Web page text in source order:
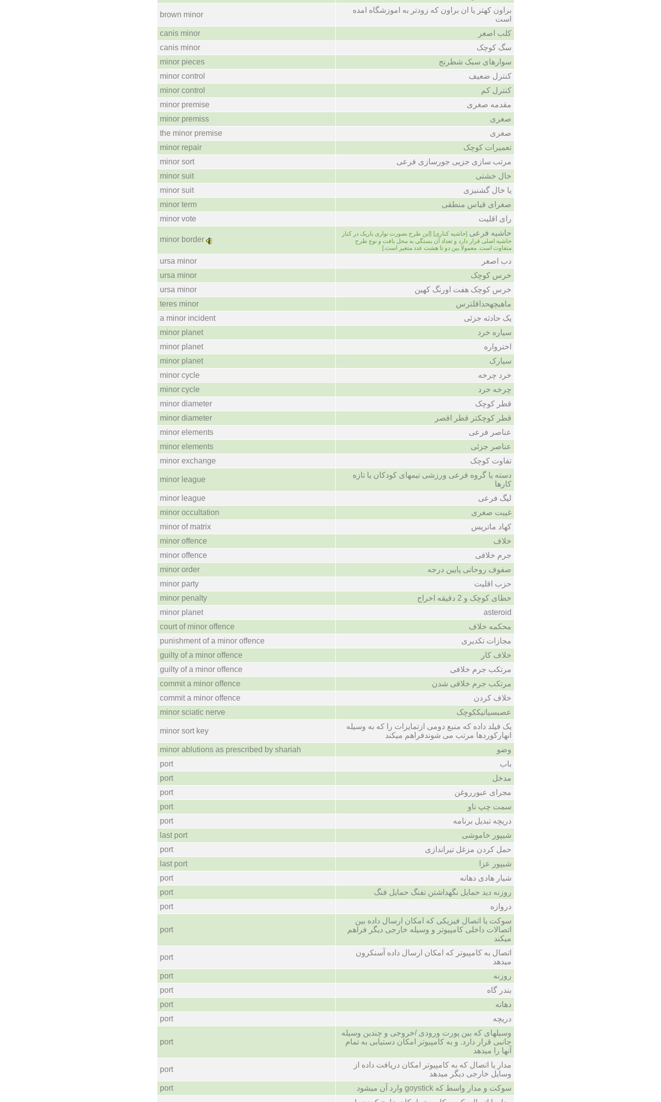
brown minor
براون کهتر یا ان براون که زودتر به اموزشگاه امده
است
canis minor
کلب اصغر
canis minor
سگ کوچک
minor pieces
سوارهای سبک شطرنج
minor control
کنترل ضعیف
minor control
کنترل کم
minor premise
مقدمه صغری
minor premiss
صغری
the minor premise
صغری
minor repair
تعمیرات کوچک
minor sort
مرتب سازی جزیی جورسازی فرعی
minor suit
خال خشتی
minor suit
یا خال گشنیزی
minor term
صغرای قیاس منطقی
minor vote
رای اقلیت
minor border
حاشیه فرعی [حاشیه کناری] [این طرح بصورت نواری باریک در کنار
حاشیه اصلی قرار دارد و تعداد آن بستگی به محل بافت و نوع طرح
متفاوت است. معمولا بین دو تا هشت عدد متغیر است.]
ursa minor
دب اصغر
ursa minor
خرس کوچک
ursa minor
خرس کوچک هفت اورنگ کهین
teres minor
ماهیچهحداقلترس
a minor incident
یک حادثه جزئی
minor planet
سیاره خرد
minor planet
اخترواره
minor planet
سیارک
minor cycle
خرد چرخه
minor cycle
چرخه خرد
minor diameter
قطر کوچک
minor diameter
قطر کوچکتر قطر اقصر
minor elements
عناصر فرعی
minor elements
عناصر جزئی
minor exchange
تفاوت کوچک
minor league
دسته یا گروه فرعی ورزشی تیمهای کودکان یا تازه
کارها
minor league
لیگ فرعی
minor occultation
غیبت صغری
minor of matrix
کهاد ماتریس
minor offence
خلاف
minor offence
جرم خلافی
minor order
صفوف روحانی پایین درجه
minor party
حزب اقلیت
minor penalty
خطای کوچک و 2 دقیقه اخراج
minor planet
asteroid
court of minor offence
محکمه خلاف
punishment of a minor offence
مجازات تکدیری
guilty of a minor offence
خلاف کار
guilty of a minor offence
مرتکب جرم خلافی
commit a minor offence
مرتکب جرم خلافی شدن
commit a minor offence
خلاف کردن
minor sciatic nerve
عصبسیاتیککوچک
minor sort key
یک فیلد داده که منبع دومی ازتمایزات را که به وسیله
انهارکوردها مرتب می شوندفراهم میکند
minor ablutions as prescribed by shariah
وضو
port
باب
port
مدخل
port
مجرای عبورروغن
port
سمت چپ ناو
port
دریچه تبدیل برنامه
last port
شیپور خاموشی
port
حمل کردن مزغل تیراندازی
last port
شیپور عزا
port
شیار هادی دهانه
port
روزنه دید حمایل نگهداشتن تفنگ حمایل فنگ
port
دروازه
port
سوکت یا اتصال فیزیکی که امکان ارسال داده بین
اتصالات داخلی کامپیوتر و وسیله خارجی دیگر فراهم
میکند
port
اتصال به کامپیوتر که امکان ارسال داده آسنکرون
میدهد
port
روزنه
port
بندر گاه
port
دهانه
port
دریچه
port
وسیلهای که بین پورت ورودی /خروجی و چندین وسیله
جانبی قرار دارد. و به کامپیوتر امکان دستیابی به تمام
آنها را میدهد
port
مدار یا اتصال که به کامپیوتر امکان دریافت داده از
وسایل خارجی دیگر میدهد
port
سوکت و مدار واسط که goystick وارد آن میشود